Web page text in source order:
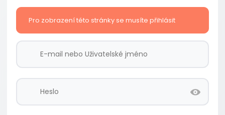
Pro zobrazení této stránky se musíte přihlásit